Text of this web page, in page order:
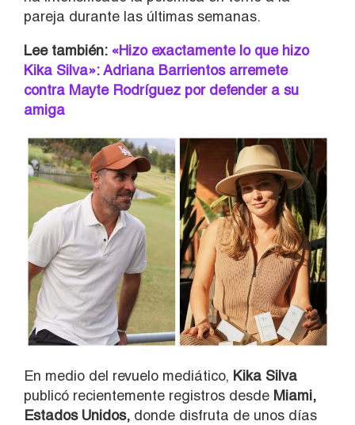
pareja durante las últimas semanas.
Lee también: «Hizo exactamente lo que hizo
Kika Silva»: Adriana Barrientos arremete
contra Mayte Rodríguez por defender a su
amiga
En medio del revuelo mediático, Kika Silva
publicó recientemente registros desde Miami,
Estados Unidos, donde disfruta de unos días